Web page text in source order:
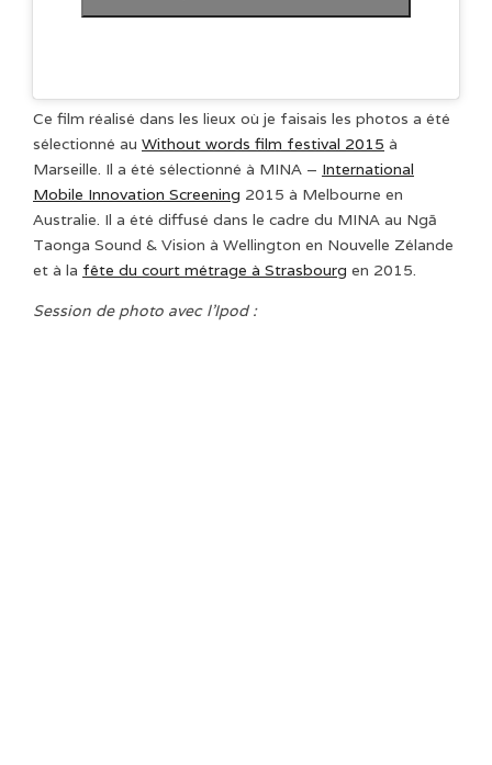
Ce film réalisé dans les lieux où je faisais les photos a été
sélectionné au Without words film festival 2015 à
Marseille. Il a été sélectionné à MINA – International
Mobile Innovation Screening 2015 à Melbourne en
Australie. Il a été diffusé dans le cadre du MINA au Ngā
Taonga Sound & Vision à Wellington en Nouvelle Zélande
et à la fête du court métrage à Strasbourg en 2015.
Session de photo avec l’Ipod :